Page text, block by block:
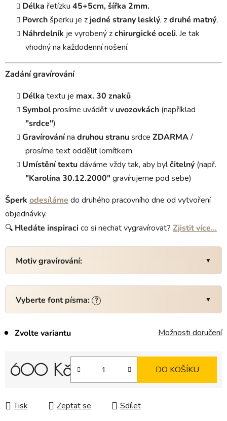
Délka řetízku 45+5cm, šířka 2mm.
Povrch šperku je z jedné strany lesklý, zdruhé matný,
Náhrdelník je vyrobený zchirurgické oceli. Je tak
vhodný na každodenní nošení.
Zadání gravírování
Délka textu je max. 30 znaků
Symbolprosíme uvádět v uvozovkách (například
"srdce")
Gravírovánína druhou stranusrdce ZDARMA/
prosíme text oddělit lomítkem
Umístění textudáváme vždy tak, aby bylčitelný (např.
"Karolína 30.12.2000"gravírujeme pod sebe)
Šperk odesíláme do druhého pracovního dne od vytvoření
objednávky.
🔍 Hledáte inspiracico si nechat vygravírovat? Zjistit více…
Motiv gravírování:
Vyberte font písma: ?
Zvolte variantu Možnosti doručení
600 Kč DO KOŠÍKU
Tisk Zeptat se Sdílet